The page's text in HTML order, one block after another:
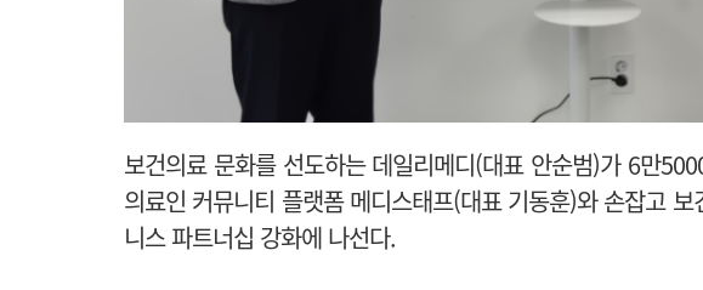
보건의료 문화를 선도하는 데일리메디(대표 안순범)가 6만
의료인 커뮤니티 플랫폼 메디스태프(대표 기동훈)와 손잡고
니스 파트너십 강화에 나선다.